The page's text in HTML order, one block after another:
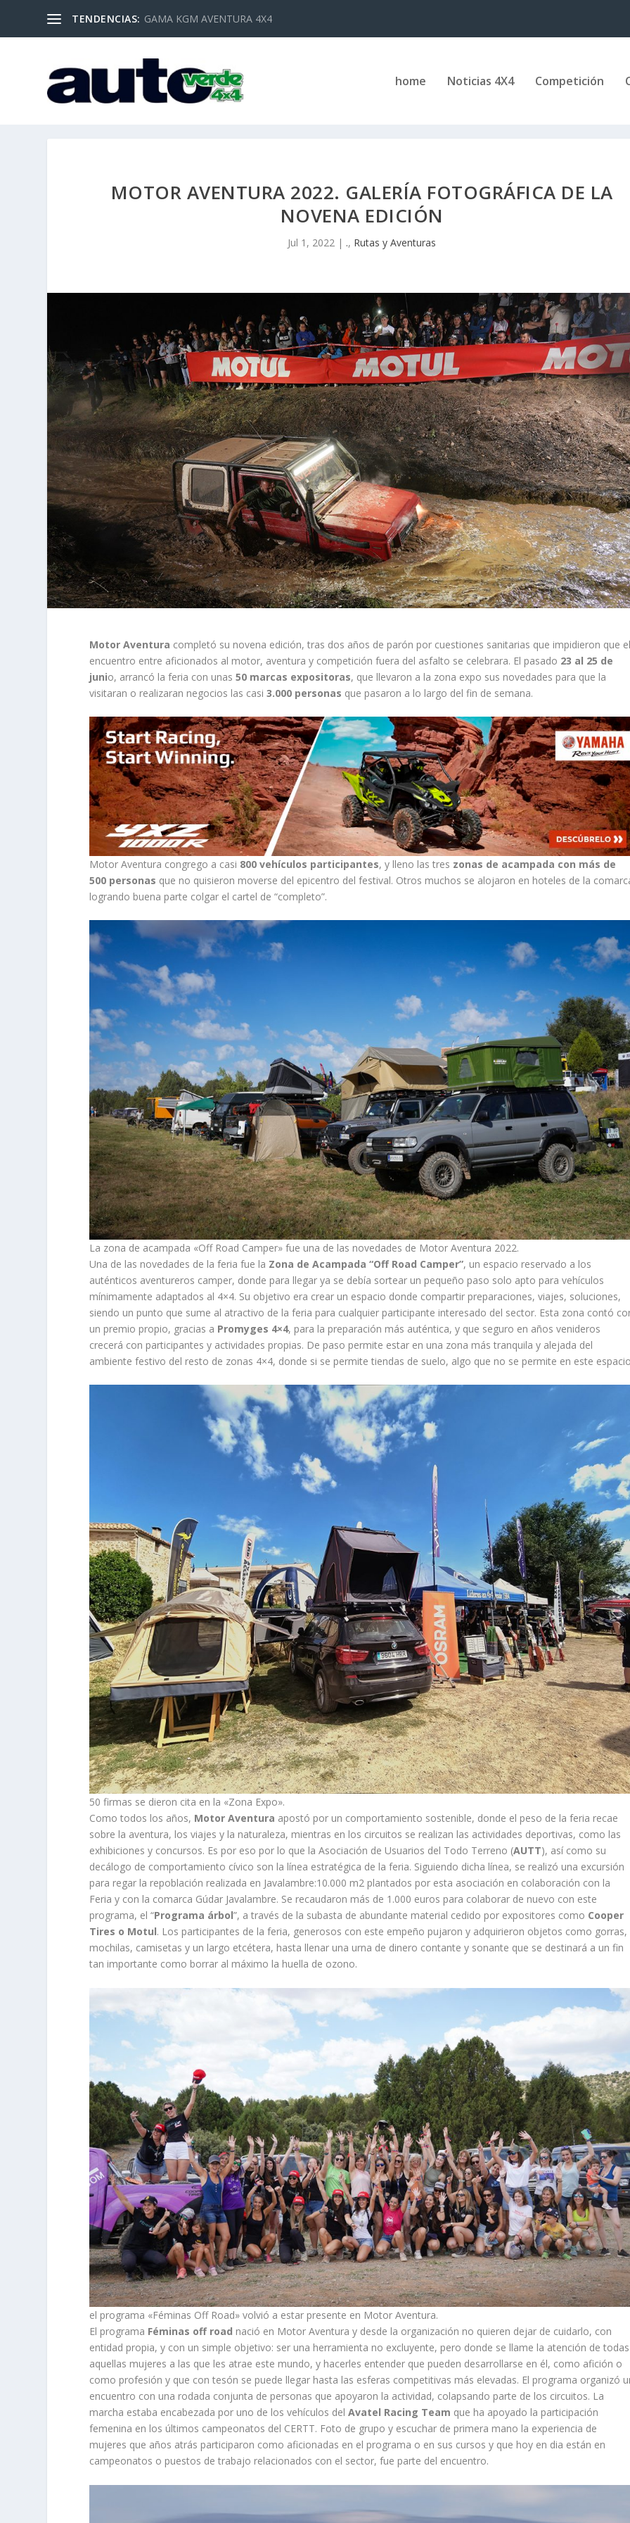
TENDENCIAS: GAMA KGM AVENTURA 4X4
home Noticias 4X4 Competición
MOTOR AVENTURA 2022. GALERÍA FOTOGRÁFICA DE LA
NOVENA EDICIÓN
Jul 1, 2022 | ., Rutas y Aventuras
Motor Aventura completó su novena edición, tras dos años de parón por cuestiones sanitarias que impidieron que
encuentro entre aficionados al motor, aventura y competición fuera del asfalto se celebrara. El pasado 23 al 25 de
junio, arrancó la feria con unas50 marcas expositoras, que llevaron a la zona expo sus novedades para que la
visitaran o realizaran negocios las casi3.000 personas que pasaron a lo largo del fin de semana.
Motor Aventura congrego a casi 800 vehículos participantes, y lleno las tres zonas de acampada con más de
500 personas que no quisieron moverse del epicentro del festival. Otros muchos se alojaron en hoteles de la
logrando buena parte colgar el cartel de “completo”.
La zona de acampada «Off Road Camper» fue una de las novedades de Motor Aventura 2022.
Una de las novedades de la feria fue la Zona de Acampada “Off Road Camper”, un espacio reservado a los
auténticos aventureros camper, donde para llegar ya se debía sortear un pequeño paso solo apto para vehículos
mínimamente adaptados al 4×4. Su objetivo era crear un espacio donde compartir preparaciones, viajes, soluciones,
siendo un punto que sume al atractivo de la feria para cualquier participante interesado del sector. Esta zona contó
un premio propio, gracias a Promyges 4×4, para la preparación más auténtica, y que seguro en años venideros
crecerá con participantes y actividades propias. De paso permite estar en una zona más tranquila y alejada del
ambiente festivo del resto de zonas 4×4, donde si se permite tiendas de suelo, algo que no se permite en este
50 firmas se dieron cita en la «Zona Expo».
Como todos los años, Motor Aventura apostó por un comportamiento sostenible, donde el peso de la feria recae
sobre la aventura, los viajes y la naturaleza, mientras en los circuitos se realizan las actividades deportivas, como las
exhibiciones y concursos. Es por eso por lo que la Asociación de Usuarios del Todo Terreno (AUTT), así como su
decálogo de comportamiento cívico son la línea estratégica de la feria. Siguiendo dicha línea, se realizó una excursión
para regar la repoblación realizada en Javalambre:10.000 m2 plantados por esta asociación en colaboración con la
Feria y con la comarca Gúdar Javalambre. Se recaudaron más de 1.000 euros para colaborar de nuevo con este
programa, el “Programa árbol”, a través de la subasta de abundante material cedido por expositores como Cooper
Tires o Motul. Los participantes de la feria, generosos con este empeño pujaron y adquirieron objetos como gorras,
mochilas, camisetas y un largo etcétera, hasta llenar una urna de dinero contante y sonante que se destinará a un fin
tan importante como borrar al máximo la huella de ozono.
el programa «Féminas Off Road» volvió a estar presente en Motor Aventura.
El programa Féminas off road nació en Motor Aventura y desde la organización no quieren dejar de cuidarlo, con
entidad propia, y con un simple objetivo: ser una herramienta no excluyente, pero donde se llame la atención de todas
aquellas mujeres a las que les atrae este mundo, y hacerles entender que pueden desarrollarse en él, como afición o
como profesión y que con tesón se puede llegar hasta las esferas competitivas más elevadas. El programa organizó
encuentro con una rodada conjunta de personas que apoyaron la actividad, colapsando parte de los circuitos. La
marcha estaba encabezada por uno de los vehículos delAvatel Racing Team que ha apoyado la participación
femenina en los últimos campeonatos del CERTT. Foto de grupo y escuchar de primera mano la experiencia de
mujeres que años atrás participaron como aficionadas en el programa o en sus cursos y que hoy en dia están en
campeonatos o puestos de trabajo relacionados con el sector, fue parte del encuentro.